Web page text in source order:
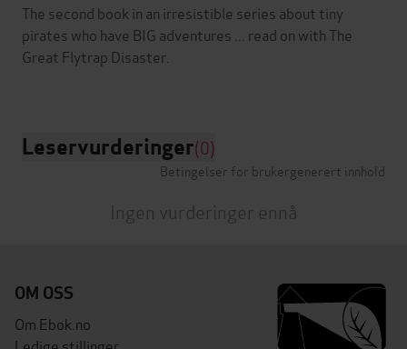
The second book in an irresistible series about tiny
pirates who have BIG adventures ... read on with The
Great Flytrap Disaster.
Leservurderinger(0)
Betingelser for brukergenerert innhold
Ingen vurderinger ennå
OM OSS
Om Ebok.no
Ledige stillinger